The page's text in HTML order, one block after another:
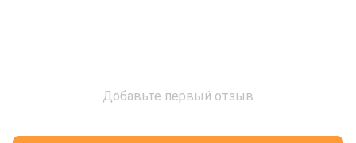
Добавьте первый отзыв